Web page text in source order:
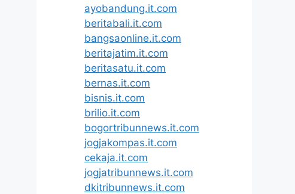
ayobandung.it.com
beritabali.it.com
bangsaonline.it.com
beritajatim.it.com
beritasatu.it.com
bernas.it.com
bisnis.it.com
brilio.it.com
bogortribunnews.it.com
jogjakompas.it.com
cekaja.it.com
jogjatribunnews.it.com
dkitribunnews.it.com